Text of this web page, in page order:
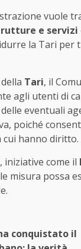
vuole
e servizi
la Tari per
Tari, il
agli utenti di
eventuali
poiché
cui hanno diritto.
iniziative come il
misura possa
conquistato il